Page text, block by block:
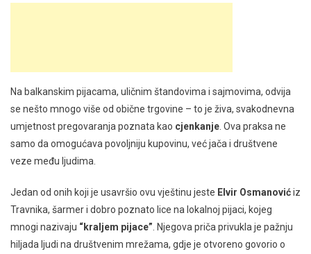
Na balkanskim pijacama, uličnim štandovima i sajmovima, odvija
se nešto mnogo više od obične trgovine – to je živa, svakodnevna
umjetnost pregovaranja poznata kao cjenkanje . Ova praksa ne
samo da omogućava povoljniju kupovinu, već jača i društvene
veze među ljudima.
Jedan od onih koji je usavršio ovu vještinu jeste Elvir Osmanovićiz
Travnika, šarmer i dobro poznato lice na lokalnoj pijaci, kojeg
mnogi nazivaju “kraljem pijace” . Njegova priča privukla je pažnju
hiljada ljudi na društvenim mrežama, gdje je otvoreno govorio o